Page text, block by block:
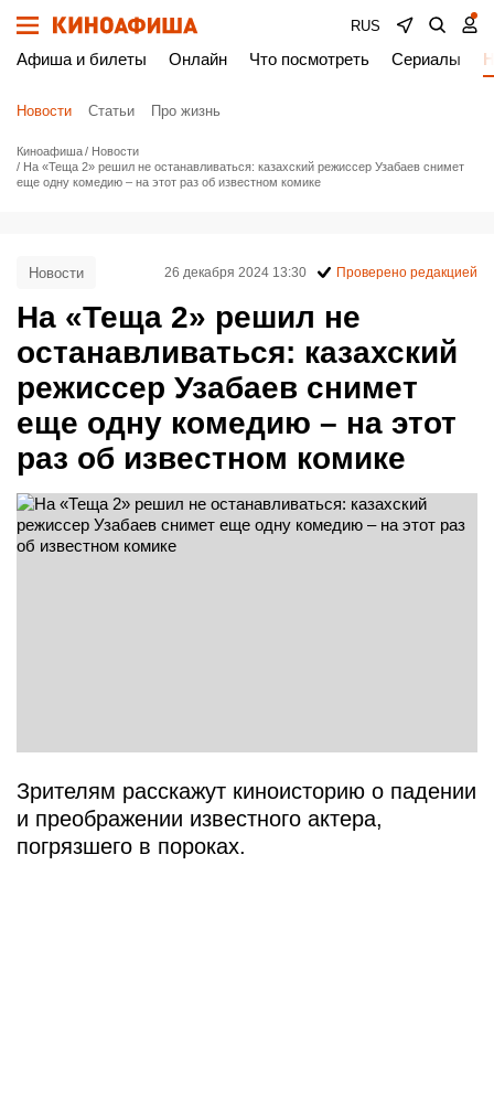
RUS
Афиша и билеты Онлайн Что посмотреть Сериалы
Новости Статьи Про жизнь
Киноафиша
Новости
На «Теща 2» решил не останавливаться: казахский режиссер Узабаев снимет
еще одну комедию – на этот раз об известном комике
На «Теща 2» решил не
останавливаться: казахский
режиссер Узабаев снимет
еще одну комедию – на этот
раз об известном комике
Новости 26 декабря 2024 13:30 Проверено редакцией
Зрителям расскажут киноисторию о падении
и преображении известного актера,
погрязшего в пороках.